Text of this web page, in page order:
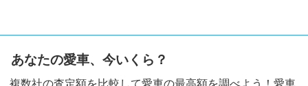
あなたの愛車、今いくら？
複数社の査定額を比較して愛車の最高額を調べよう！愛車